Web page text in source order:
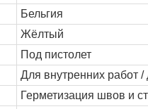
Бельгия
Жёлтый
Под пистолет
Для внутренних работ
Герметизация швов и